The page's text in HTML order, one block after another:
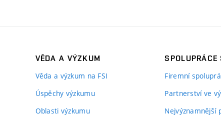
VĚDA A VÝZKUM
Věda a výzkum na FSI
Úspěchy výzkumu
Oblasti výzkumu
SPOLUPRÁCE
Firemní
Partnerství ve
Nejvýznamnější